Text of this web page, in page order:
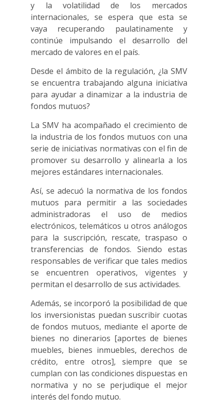
y la volatilidad de los mercados
internacionales, se espera que esta se
vaya recuperando paulatinamente y
continúe impulsando el desarrollo del
mercado de valores en el país.
Desde el ámbito de la regulación, ¿la SMV
se encuentra trabajando alguna iniciativa
para ayudar a dinamizar a la industria de
fondos mutuos?
La SMV ha acompañado el crecimiento de
la industria de los fondos mutuos con una
serie de iniciativas normativas con el fin de
promover su desarrollo y alinearla a los
mejores estándares internacionales.
Así, se adecuó la normativa de los fondos
mutuos para permitir a las sociedades
administradoras el uso de medios
electrónicos, telemáticos u otros análogos
para la suscripción, rescate, traspaso o
transferencias de fondos. Siendo estas
responsables de verificar que tales medios
se encuentren operativos, vigentes y
permitan el desarrollo de sus actividades.
Además, se incorporó la posibilidad de que
los inversionistas puedan suscribir cuotas
de fondos mutuos, mediante el aporte de
bienes no dinerarios [aportes de bienes
muebles, bienes inmuebles, derechos de
crédito, entre otros], siempre que se
cumplan con las condiciones dispuestas en
normativa y no se perjudique el mejor
interés del fondo mutuo.